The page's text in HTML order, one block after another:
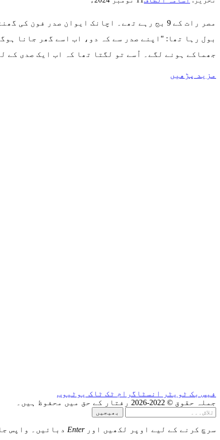
بول رہا تھا: "اپنے صدر سے کہ دو، اب اسے گھر جانا
جھماکے ہونے لگے۔ اُسے تو لگتا تھا کہ اب ایک صدی
مزید پڑھیں
فیس بک ٹویٹر انسٹاگرام ٹک ٹاک یوٹیوب
جملہ حقوق © 2022-2026 رفتار کے حق میں محفوظ ہیں۔
بھیجیں
سرچ کرنے کے لیے اوپر لکھیں اورEnter دبائیں۔ واپس